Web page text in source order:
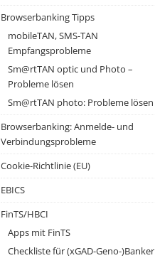
Browserbanking Tipps
mobileTAN, SMS-TAN
Empfangsprobleme
Sm@rtTAN optic und Photo –
Probleme lösen
Sm@rtTAN photo: Probleme lösen
Browserbanking: Anmelde- und
Verbindungsprobleme
Cookie-Richtlinie (EU)
EBICS
FinTS/HBCI
Apps mit FinTS
Checkliste für (xGAD-Geno-)Banker